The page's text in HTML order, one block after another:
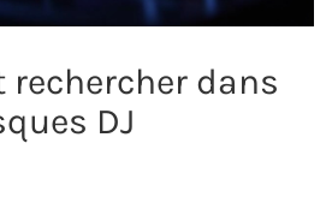
rechercher dans
DJ